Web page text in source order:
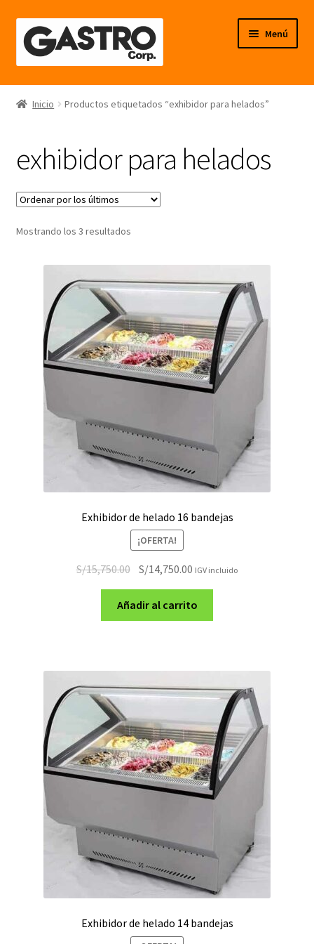
al
contenido
Menú
Línea Frío
Línea Neutro
Línea Balanzas
Línea Carpintería Metálica
Línea Fibra de Vidrio
Inicio Productos etiquetados “exhibidor para helados”
exhibidor para helados
Mostrando los 3 resultadosOrdenado
últimos
Exhibidor de helado 16 bandejas
¡OFERTA!
S/15,750.00 El
original
era:
S/14,750.00 El
actual
es:
IGV incluido
Añadir al carrito
Exhibidor de helado 14 bandejas